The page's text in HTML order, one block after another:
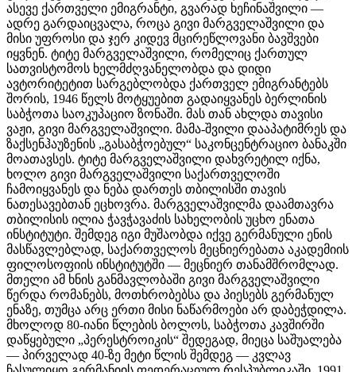
ასევე ქართველი ემიგრანტი, გვარად ხეჩინაშვილი —
ადრე გარდაიცვალა, როცა გივი მარგველაშვილი და
მისი უფროსი და ჯერ კიდევ მცირეწლოვანი ბავშვები
იყვნენ. ტიტე მარგველაშვილი, რომელიც ქართულ
სათვისტომოს ხელმძღვანელობდა და დიდი
ავტორიტეტით სარგებლობდა ქართველ ემიგრანტებს
შორის, 1946 წელს მოტყუებით გადაიყვანეს ბერლინის
საბჭოთა საოკუპაციო ზონაში. მას თან ახლდა თავისი
ვაჟი, გივი მარგველაშვილი. მამა-შვილი დააპატიმრეს და
ზაქსენჰაუზენის „გასაბჭოებულ“ საკონცენტრაციო ბანაკში
მოათავსეს. ტიტე მარგველაშვილი დახვრეტილ იქნა,
ხოლო გივი მარგველაშვილი საქართველოში
ჩამოიყვანეს და ნება დართეს თბილისში თავის
ნათესავებთან ეცხოვრა. მარგველაშვილმა დაამთავრა
თბილისის ილია ჭავჭავაძის სახელობის უცხო ენათა
ინსტიტუტი. შემდეგ იგი მუშაობდა იქვე გერმანული ენის
მასწავლებლად, საქართველოს მეცნიერებათა აკადემიის
ფილოსოფიის ინსტიტუტში — მეცნიერ თანამშრომლად.
მთელი ამ ხნის განმავლობაში გივი მარგველაშვილი
წერდა რომანებს, მოთხრობებსა და პიესებს გერმანულ
ენაზე, თუმცა არც ერთი მისი ნაწარმოები არ დაბეჭდილა.
მხოლოდ 80-იანი წლების ბოლოს, საბჭოთა კავშირში
დაწყებული „პერესტროიკის“ შედეგად, მიეცა საშუალება
— პირველად 40-ზე მეტი წლის შემდეგ — კვლავ